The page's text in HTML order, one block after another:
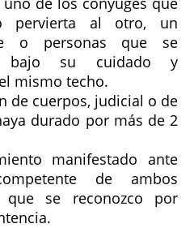
pervierta al otro, un
o personas que se
bajo su cuidado y
mismo techo.
de cuerpos, judicial o de
durado por más de 2
manifestado ante
de ambos
que se reconozco por